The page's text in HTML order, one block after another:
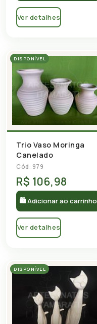
Ver detalhes
DISPONÍVEL
Trio Vaso Moringa
Canelado
Cód: 979
R$ 106,98
🛍 Adicionar ao carrinho
Ver detalhes
DISPONÍVEL